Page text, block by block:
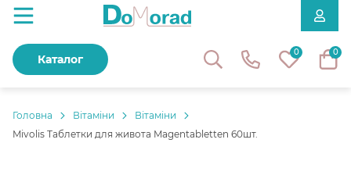
0 0
Каталог
Головнa Вітаміни
Вітаміни
Mivolis Таблетки для живота Magentabletten 60шт.